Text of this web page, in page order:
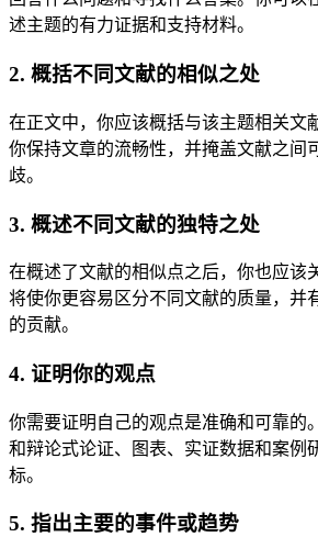
述主题的有力证据和支持材料。
2. 概括不同文献的相似之处
在正文中，你应该概括与该主题相关文
你保持文章的流畅性，并掩盖文献之间
歧。
3. 概述不同文献的独特之处
在概述了文献的相似点之后，你也应该
将使你更容易区分不同文献的质量，并
的贡献。
4. 证明你的观点
你需要证明自己的观点是准确和可靠的
和辩论式论证、图表、实证数据和案例
标。
5. 指出主要的事件或趋势